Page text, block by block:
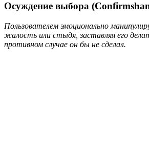
Осуждение выбора
Пользователем эмоционально
жалость или стыдя, заставляя его
противном случае он бы не сделал.